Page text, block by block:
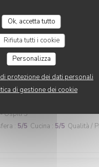
Ok, accetta tutto
Rifiuta tutti i cookie
Personalizza
protezione dei dati personali
di gestione dei cookie
beaucoup de saveurs.
Ospiti 3
: 5/5 Cucina : 5/5 Qualità /